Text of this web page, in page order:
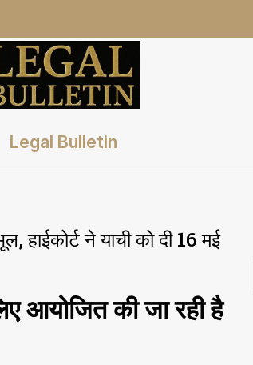
Legal Bulletin
ने याची को दी 16 मई
आयोजित की जा रही है